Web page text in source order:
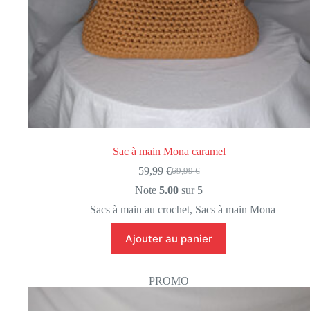
Sac à main Mona caramel
69,99€
Le
prix
était :
69,99 €.
59,99 €Le
prix
est :
59,99 €.
Note 5.00 sur 5
Sacs à main au crochet, Sacs à main Mona
Ajouter au panier
PROMO